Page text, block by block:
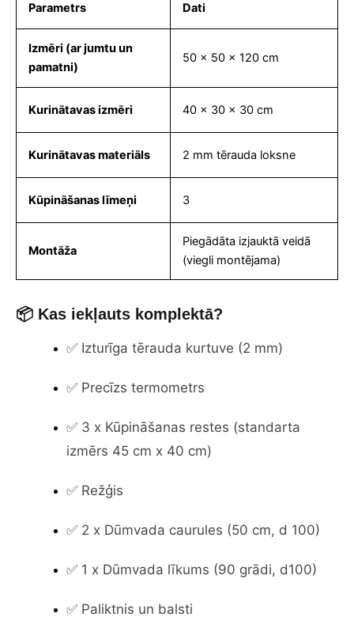
Parametrs Dati
Izmēri (ar jumtu un
pamatni)
50 x 50 x 120 cm
Kurinātavas izmēri 40 x 30 x 30 cm
Kurinātavas materiāls 2 mm tērauda loksne
Kūpināšanas līmeņi 3
Montāža
Piegādāta izjauktā veidā
(viegli montējama)
📦 Kas iekļauts komplektā?
✅ Izturīga tērauda kurtuve (2 mm)
✅ Precīzs termometrs
✅ 3 x Kūpināšanas restes (standarta
izmērs 45 cm x 40 cm)
✅ Režģis
✅ 2 x Dūmvada caurules (50 cm, d 100)
✅ 1 x Dūmvada līkums (90 grādi, d100)
✅ Paliktnis un balsti